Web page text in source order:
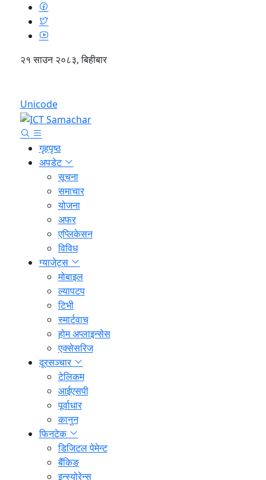
२१ साउन २०८३, बिहीबार
Unicode
गृहपृष्ठ
अपडेट
सूचना
समाचार
योजना
अफर
एप्लिकेसन
विविध
ग्याजेट्स
मोबाइल
ल्यापटप
टिभी
स्मार्टवाच
होम अप्लाइन्सेस
एक्सेसरिज
दूरसञ्चार
टेलिकम
आईएसपी
पूर्वाधार
कानुन
फिनटेक
डिजिटल पेमेन्ट
बैंकिङ
इन्स्योरेन्स